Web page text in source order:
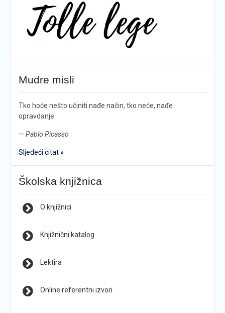
Mudre misli
Tko hoće nešto učiniti nađe način, tko neće, nađe
opravdanje.
— Pablo Picasso
Sljedeći citat »
Školska knjižnica
O knjižnici
Knjižnični katalog
Lektira
Online referentni izvori